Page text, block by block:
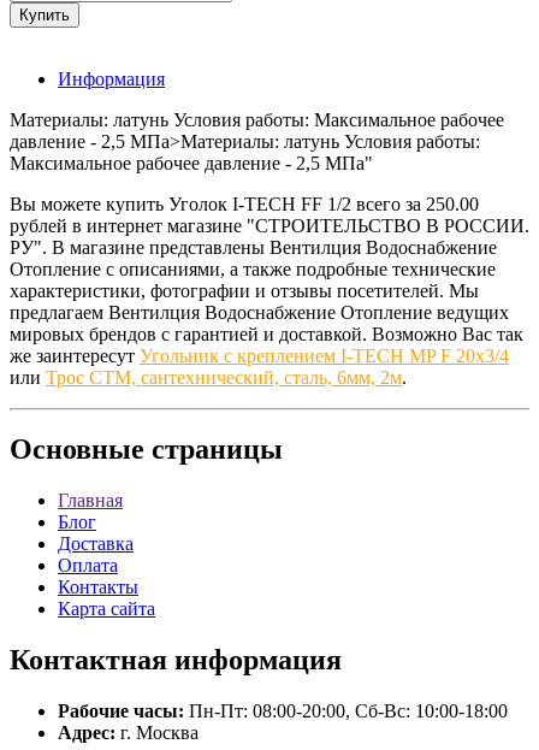
Информация
Материалы: латунь Условия работы: Максимальное рабочее
давление - 2,5 МПа>Материалы: латунь Условия работы:
Максимальное рабочее давление - 2,5 МПа"
Вы можете купить Уголок I-TECH FF 1/2 всего за 250.00
рублей в интернет магазине "СТРОИТЕЛЬСТВО В РОССИИ.
РУ". В магазине представлены Вентилция Водоснабжение
Отопление с описаниями, а также подробные технические
характеристики, фотографии и отзывы посетителей. Мы
предлагаем Вентилция Водоснабжение Отопление ведущих
мировых брендов с гарантией и доставкой. Возможно Вас так
же заинтересут Угольник с креплением I-TECH MP F 20x3/4
или Трос СТМ, сантехнический, сталь, 6мм, 2м.
Основные страницы
Главная
Блог
Доставка
Оплата
Контакты
Карта сайта
Контактная информация
Рабочие часы: Пн-Пт: 08:00-20:00, Сб-Вс: 10:00-18:00
Адрес: г. Москва